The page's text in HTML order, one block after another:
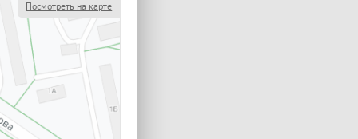
Посмотреть на карте